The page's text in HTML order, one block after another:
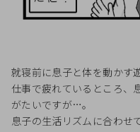
就寝前に息子と体を動かす
仕事で疲れているところ、
がたいですが…。
息子の生活リズムに合わせ